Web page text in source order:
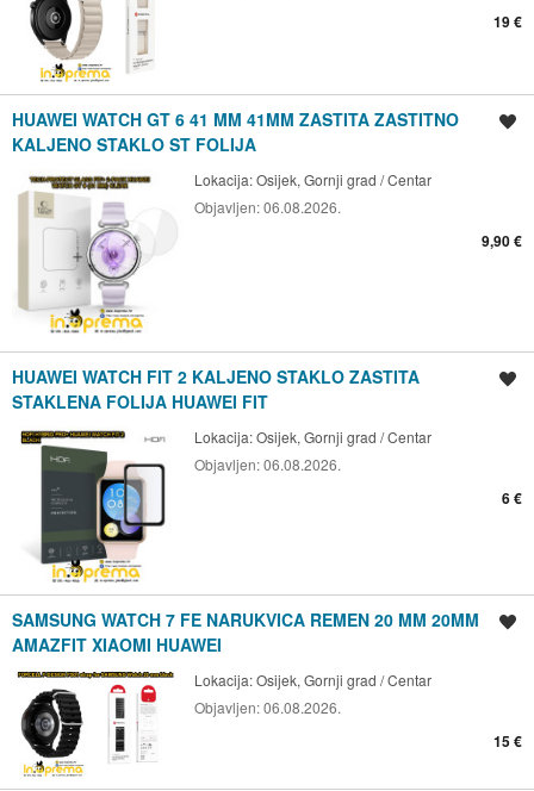
19 €
HUAWEI WATCH GT 6 41 MM 41MM ZASTITA ZASTITNO
KALJENO STAKLO ST FOLIJA
Lokacija:Osijek, Gornji grad / Centar
Objavljen:06.08.2026.
9,90 €
HUAWEI WATCH FIT 2 KALJENO STAKLO ZASTITA
STAKLENA FOLIJA HUAWEI FIT
Lokacija:Osijek, Gornji grad / Centar
Objavljen:06.08.2026.
6 €
SAMSUNG WATCH 7 FE NARUKVICA REMEN 20 MM 20MM
AMAZFIT XIAOMI HUAWEI
Lokacija:Osijek, Gornji grad / Centar
Objavljen:06.08.2026.
15 €